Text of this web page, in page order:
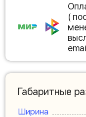
(
Габаритные
Ширина